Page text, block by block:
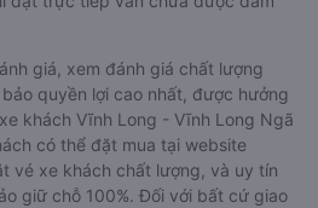
giá, xem đánh giá chất lượng
quyền lợi cao nhất, được hưởng
khách Vĩnh Long - Vĩnh Long Ngã
có thể đặt mua tại website
vé xe khách chất lượng, và uy tín
giữ chỗ 100%. Đối với bất cứ giao